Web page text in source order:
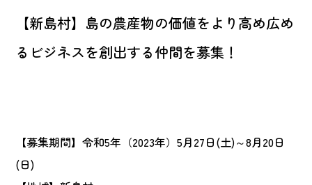
【新島村】島の農産物の価値をより高め広め
るビジネスを創出する仲間を募集！
【募集期間】令和5年（2023年）5月27日(土)～8月20日
(日)